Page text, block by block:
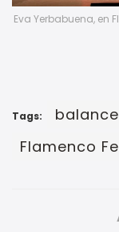
Eva Yerbabuena, en
Tags: balance
Flamenco